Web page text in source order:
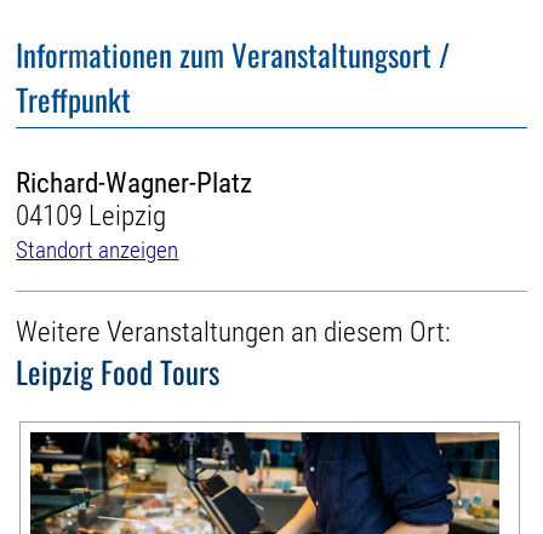
Informationen zum Veranstaltungsort /
Treffpunkt
Richard-Wagner-Platz
04109 Leipzig
Standort anzeigen
Weitere Veranstaltungen an diesem Ort:
Leipzig Food Tours